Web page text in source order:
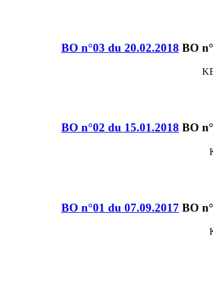
BO n°03 du 20.02.2018
BO n°02 du 15.01.2018
BO n°01 du 07.09.2017